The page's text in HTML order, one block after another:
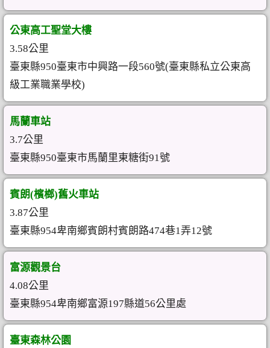
公東高工聖堂大樓
3.58公里
臺東縣950臺東市中興路一段560號(臺東縣私立公東高
級工業職業學校)
馬蘭車站
3.7公里
臺東縣950臺東市馬蘭里東糖街91號
賓朗(檳榔)舊火車站
3.87公里
臺東縣954卑南鄉賓朗村賓朗路474巷1弄12號
富源觀景台
4.08公里
臺東縣954卑南鄉富源197縣道56公里處
臺東森林公園